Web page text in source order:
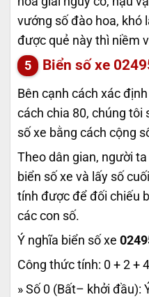
vướng số đào hoa, khó
được quẻ này thì niềm
Biển số xe
Bên cạnh cách xác
cách chia 80, chúng tôi
số xe bằng cách cộng
Theo dân gian, người
biển số xe và lấy số
tính được để đối chiếu
các con số.
Ý nghĩa biển số xe
Công thức tính: 0 + 2 +
» Số 0 (Bất– khởi đầu):